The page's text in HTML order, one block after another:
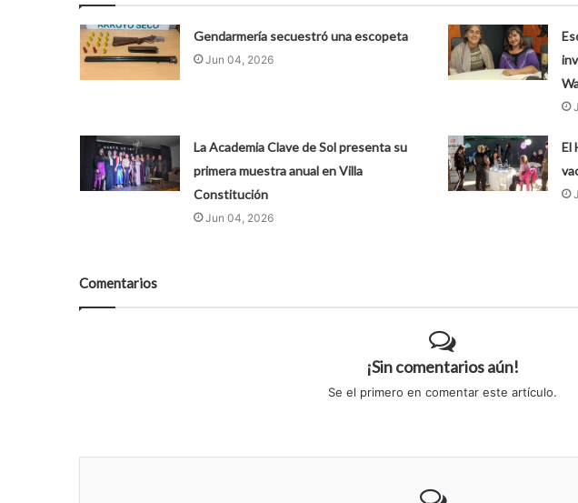
Gendarmería secuestró una escopeta
Jun 04, 2026
La Academia Clave de Sol presenta su
primera muestra anual en Villa
Constitución
Jun 04, 2026
El
Comentarios
¡Sin comentarios aún!
Se el primero en comentar este artículo.